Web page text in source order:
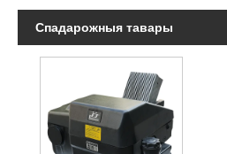
Спадарожныя тавары